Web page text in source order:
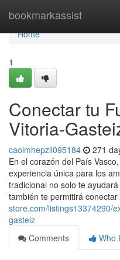
bookmarkassist
Home
Home
1
Conectar tu
Vitoria-
caoimhepzil095184 271
En el corazón del País
experiencia única para los
tradicional no solo te
también te permitirá conectar
store.com/listings13374290/
gasteiz
Comments
Who